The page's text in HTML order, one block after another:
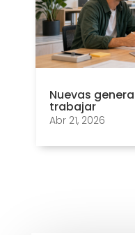
Nuevas
trabajar
Abr 21, 2026